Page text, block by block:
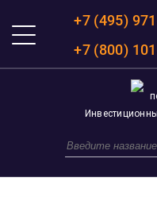
+7 (495)
+7 (800)